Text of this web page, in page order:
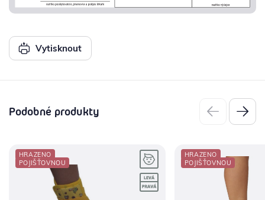
Vytisknout
Podobné produkty
HRAZENO
POJIŠŤOVNOU
HRAZENO
POJIŠŤOVNOU